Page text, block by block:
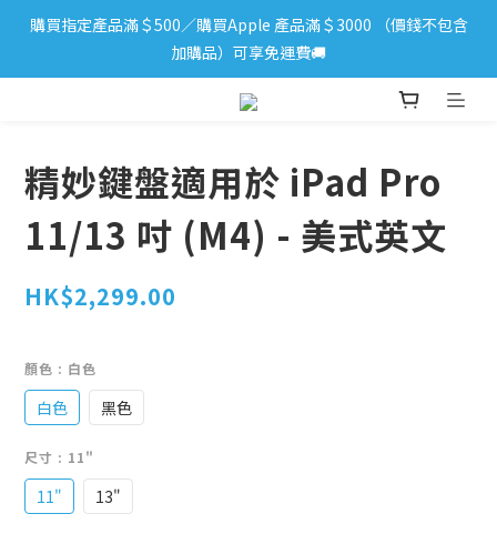
iPhone 17 系列新登場！立即訂購
購買指定產品滿＄500／購買Apple 產品滿＄3000 （價錢不包含
加購品）可享免運費🚚
iPhone 17 系列新登場！立即訂購
精妙鍵盤適用於 iPad Pro
11/13 吋 (M4) - 美式英文
HK$2,299.00
顏色 : 白色
白色 黑色
尺寸 : 11"
11" 13"